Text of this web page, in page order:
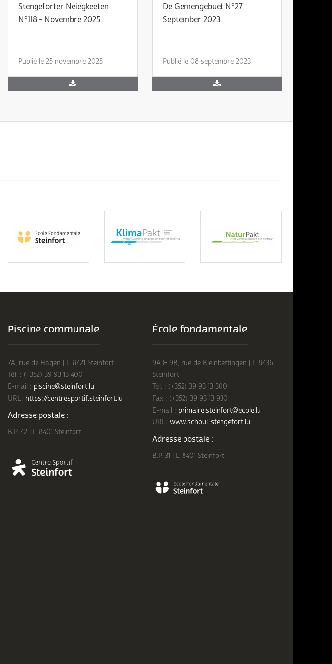
Stengeforter Neiegkeeten
N°118 - Novembre 2025
Publié le 25 novembre 2025
De Gemengebuet N°27
September 2023
Publié le 08 septembre 2023
Piscine communale
7A, rue de Hagen | L-8421 Steinfort
Tél. : (+352) 39 93 13 400
E-mail : piscine@steinfort.lu
URL: https://centresportif.steinfort.lu
Adresse postale :
B.P. 42 | L-8401 Steinfort
École fondamentale
9A & 9B, rue de Kleinbettingen | L-8436
Steinfort
Tél. : (+352) 39 93 13 300
Fax : (+352) 39 93 13 930
E-mail : primaire.steinfort@ecole.lu
URL: www.schoul-stengefort.lu
Adresse postale :
B.P. 31 | L-8401 Steinfort